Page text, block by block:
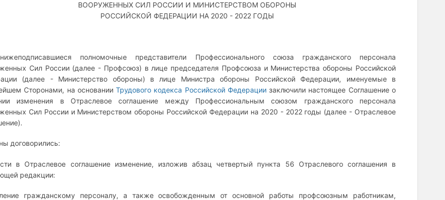
ВООРУЖЕННЫХ СИЛ РОССИИ И МИНИСТЕРСТВОМ ОБОРОНЫ
РОССИЙСКОЙ ФЕДЕРАЦИИ НА 2020 - 2022 ГОДЫ
полномочные представители Профессионального союза гражданского персонала
Сил России (далее - Профсоюз) в лице председателя Профсоюза и Министерства обороны Российской
(далее - Министерство обороны) в лице Министра обороны Российской Федерации, именуемые в
Сторонами, на основанииТрудового кодекса Российской Федерациизаключили настоящее Соглашение о
изменения в Отраслевое соглашение между Профессиональным союзом гражданского персонала
Сил России и Министерством обороны Российской Федерации на 2020 - 2022 годы (далее - Отраслевое
договорились:
в Отраслевое соглашение изменение, изложив абзац четвертый пункта 56 Отраслевого соглашения в
редакции:
гражданскому персоналу, а также освобожденным от основной работы профсоюзным работникам,